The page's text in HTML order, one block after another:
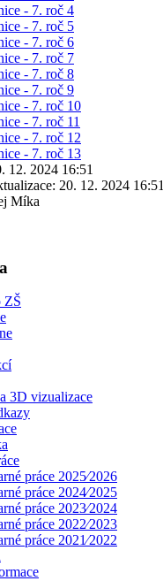
12. 2024 16:51
20. 12. 2024 16:51
Míka
ZŠ
3D vizualizace
práce 2025⁄2026
práce 2024⁄2025
práce 2023⁄2024
práce 2022⁄2023
práce 2021⁄2022